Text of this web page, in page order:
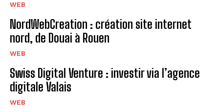
WEB
NordWebCreation : création site internet
nord, de Douai à Rouen
WEB
Swiss Digital Venture : investir via l’agence
digitale Valais
WEB